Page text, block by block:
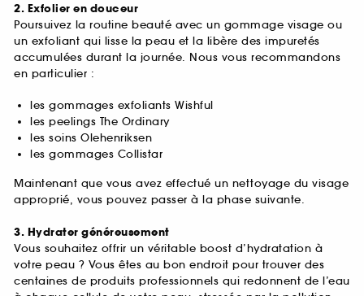
2. Exfolier en douceur
Poursuivez la routine beauté avec un gommage visage ou
un exfoliant qui lisse la peau et la libère des impuretés
accumulées durant la journée. Nous vous recommandons
en particulier :
les gommages exfoliants Wishful
les peelings The Ordinary
les soins Olehenriksen
les gommages Collistar
Maintenant que vous avez effectué un nettoyage du visage
approprié, vous pouvez passer à la phase suivante.
3. Hydrater généreusement
Vous souhaitez offrir un véritable boost d’hydratation à
votre peau ? Vous êtes au bon endroit pour trouver des
centaines de produits professionnels qui redonnent de l’eau